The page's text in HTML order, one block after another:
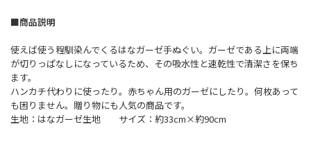
■商品説明
使えば使う程馴染んでくるはなガーゼ手ぬぐい。ガーゼである上に両端
が切りっぱなしになっているため、その吸水性と速乾性で清潔さを保ち
ます。
ハンカチ代わりに使ったり。赤ちゃん用のガーゼにしたり。何枚あって
も困りません。贈り物にも人気の商品です。
生地：はなガーゼ生地 サイズ：約33cm×約90cm